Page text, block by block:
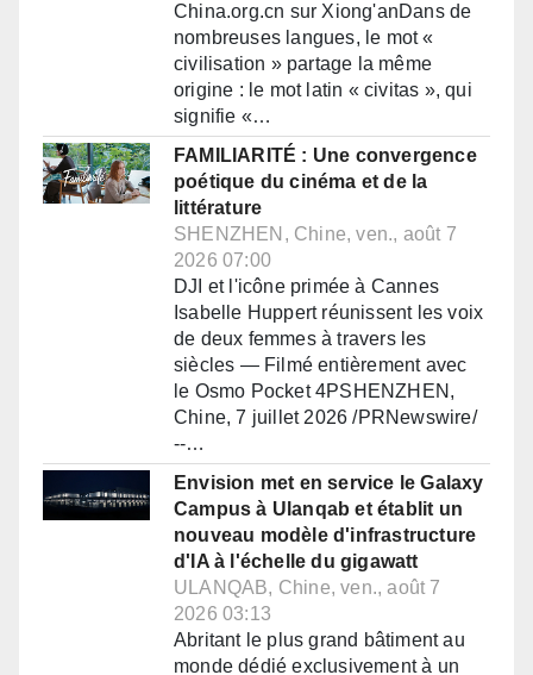
China.org.cn sur Xiong'anDans de
nombreuses langues, le mot «
civilisation » partage la même
origine : le mot latin « civitas », qui
signifie «…
FAMILIARITÉ : Une convergence
poétique du cinéma et de la
littérature
SHENZHEN, Chine, ven., août 7
2026 07:00
DJI et l'icône primée à Cannes
Isabelle Huppert réunissent les voix
de deux femmes à travers les
siècles — Filmé entièrement avec
le Osmo Pocket 4PSHENZHEN,
Chine, 7 juillet 2026 /PRNewswire/
--…
Envision met en service le Galaxy
Campus à Ulanqab et établit un
nouveau modèle d'infrastructure
d'IA à l'échelle du gigawatt
ULANQAB, Chine, ven., août 7
2026 03:13
Abritant le plus grand bâtiment au
monde dédié exclusivement à un